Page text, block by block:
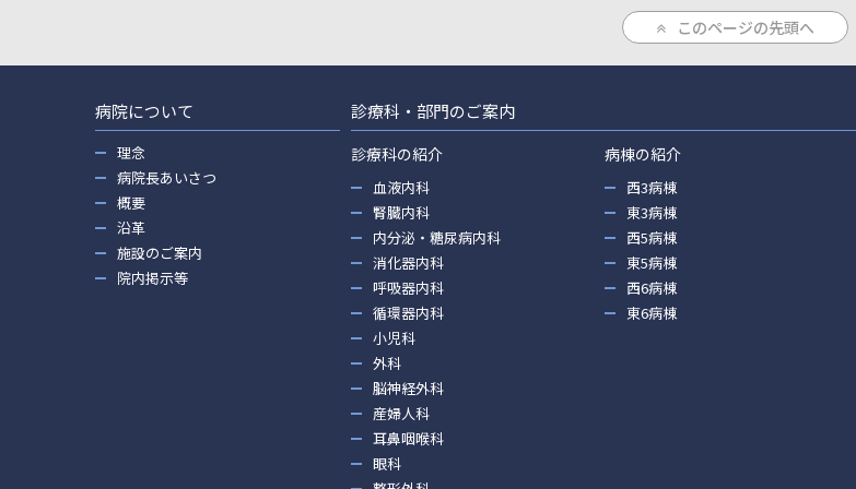
このページの先頭へ
病院について
理念
病院長あいさつ
概要
沿革
施設のご案内
院内掲示等
診療科・部門のご案内
診療科の紹介
血液内科
腎臓内科
内分泌・糖尿病内科
消化器内科
呼吸器内科
循環器内科
小児科
外科
脳神経外科
産婦人科
耳鼻咽喉科
眼科
病棟の紹介
西3病棟
東3病棟
西5病棟
東5病棟
西6病棟
東6病棟